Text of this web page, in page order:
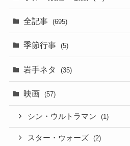
全記事 (695)
季節行事 (5)
岩手ネタ (35)
映画 (57)
シン・ウルトラマン (1)
スター・ウォーズ (2)